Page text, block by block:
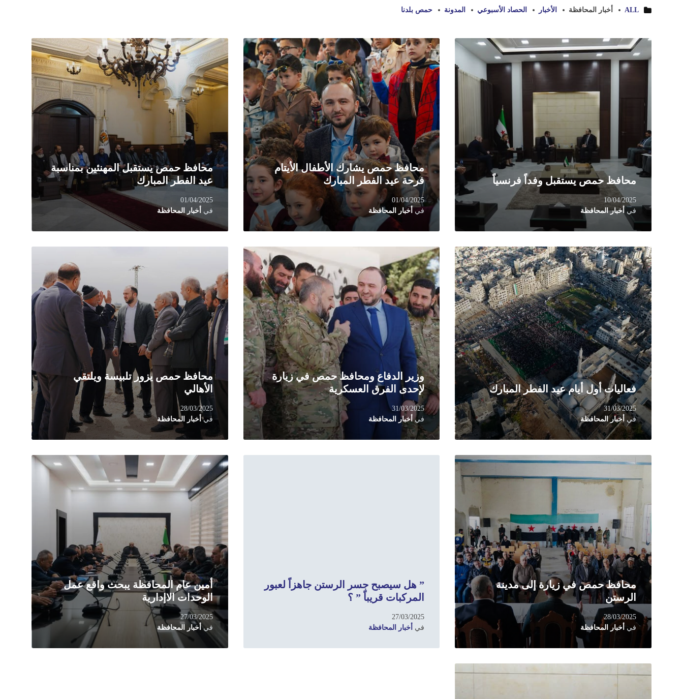
ALL أخبار المحافظة الأخبار الحصاد الأسبوعي المدونة حمص بلدنا
محافظ حمص يستقبل وفداً فرنسياً
10/04/2025
في أخبار المحافظة
Read
More
محافظ حمص يشارك الأطفال الأيتام
فرحة عيد الفطر المبارك
01/04/2025
في أخبار المحافظة
Read
More
محافظ حمص يستقبل المهنئين بمناسبة
عيد الفطر المبارك
01/04/2025
في أخبار المحافظة
Read
More
فعاليات أول أيام عيد الفطر المبارك
31/03/2025
في أخبار المحافظة
Read
More
وزير الدفاع ومحافظ حمص في زيارة
لإحدى الفرق العسكرية
31/03/2025
فيأخبار المحافظة
Read
More
محافظ حمص يزور تلبيسة ويلتقي
الأهالي
28/03/2025
في أخبار المحافظة
محافظ حمص في زيارة إلى مدينة
الرستن
28/03/2025
في أخبار المحافظة
Read
More
” هل سيصبح جسر الرستن جاهزاً لعبور
المركبات قريباً ” ؟
27/03/2025
في أخبار المحافظة
أمين عام المحافظة يبحث واقع عمل
الوحدات الاإدارية
27/03/2025
فيأخبار المحافظة
Read
More
More